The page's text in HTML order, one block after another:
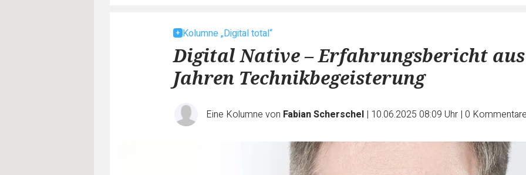
Kolumne „Digital total“
Digital Native – Erfahrungsbericht aus
Jahren Technikbegeisterung
Eine Kolumne von Fabian Scherschel | 10.06.2025 08:09 Uhr | 0